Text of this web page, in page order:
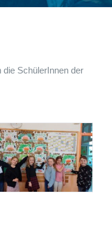
SchülerInnen der